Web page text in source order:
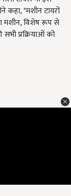
कहा, "मशीन टायरों
मशीन, विशेष रूप से
सभी प्रक्रियाओं को